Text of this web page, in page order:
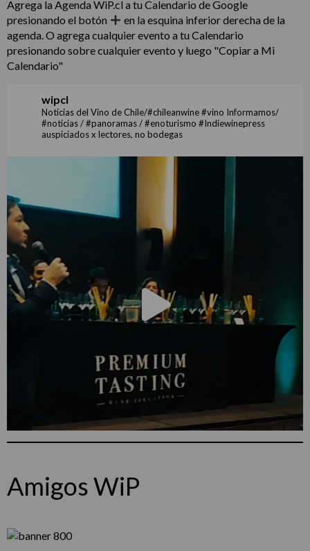
Agrega la Agenda WiP.cl a tu Calendario de Google
presionando el botón
en la esquina inferior derecha de la
agenda. O agrega cualquier evento a tu Calendario
presionando sobre cualquier evento y luego "Copiar a Mi
Calendario"
wipcl
Noticias del Vino de Chile/#chileanwine #vino Informamos/
#noticias / #panoramas / #enoturismo #Indiewinepress
auspiciados x lectores, no bodegas
Amigos WiP